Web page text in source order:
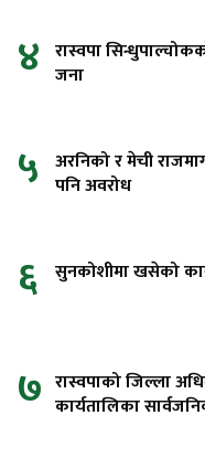
४ रास्वपा
जना
५ अरनिको र मेची
पनि अवरोध
६ सुनकोशीमा खसेको
७ रास्वपाको जिल्ला
कार्यतालिका